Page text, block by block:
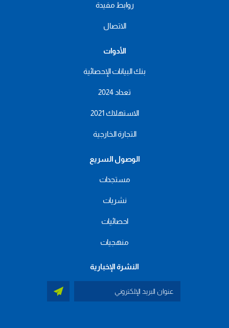
روابط مفيدة
الاتصال
الأدوات
بنك البيانات الإحصائية
تعداد 2024
الاستهلاك 2021
التجارة الخارجية
الوصول السريع
مستجدات
نشريات
احصائيات
منهجيات
النشرة الإخبارية